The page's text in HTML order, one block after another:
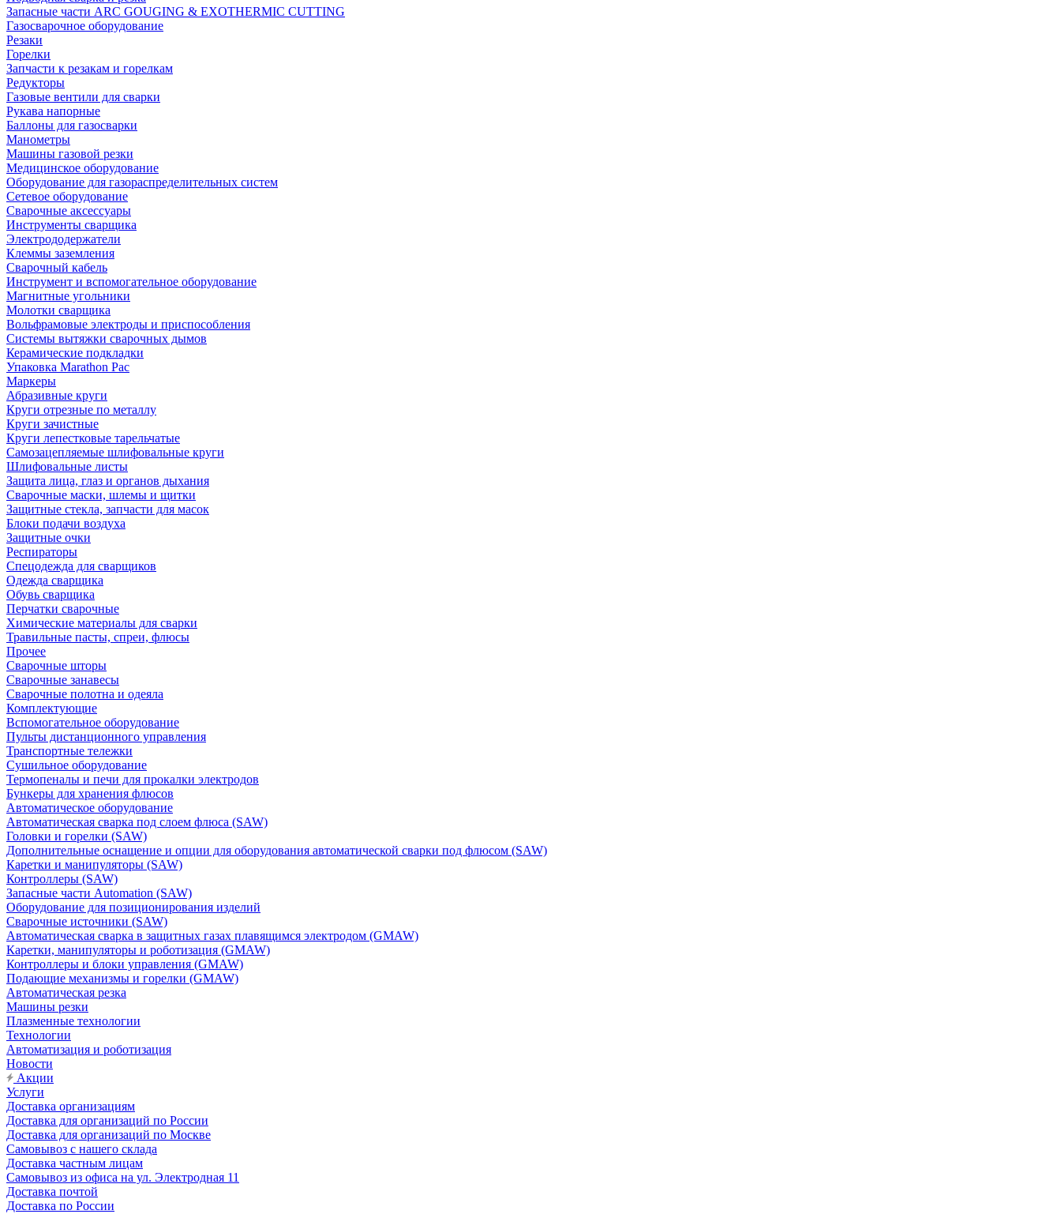
Запасные части ARC GOUGING & EXOTHERMIC CUTTING
Газосварочное оборудование
Резаки
Горелки
Запчасти к резакам и горелкам
Редукторы
Газовые вентили для сварки
Рукава напорные
Баллоны для газосварки
Манометры
Машины газовой резки
Медицинское оборудование
Оборудование для газораспределительных систем
Сетевое оборудование
Сварочные аксессуары
Инструменты сварщика
Электрододержатели
Клеммы заземления
Сварочный кабель
Инструмент и вспомогательное оборудование
Магнитные угольники
Молотки сварщика
Вольфрамовые электроды и приспособления
Системы вытяжки сварочных дымов
Керамические подкладки
Упаковка Marathon Pac
Маркеры
Абразивные круги
Круги отрезные по металлу
Круги зачистные
Круги лепестковые тарельчатые
Самозацепляемые шлифовальные круги
Шлифовальные листы
Защита лица, глаз и органов дыхания
Сварочные маски, шлемы и щитки
Защитные стекла, запчасти для масок
Блоки подачи воздуха
Защитные очки
Респираторы
Спецодежда для сварщиков
Одежда сварщика
Обувь сварщика
Перчатки сварочные
Химические материалы для сварки
Травильные пасты, спреи, флюсы
Прочее
Сварочные шторы
Сварочные занавесы
Сварочные полотна и одеяла
Комплектующие
Вспомогательное оборудование
Пульты дистанционного управления
Транспортные тележки
Сушильное оборудование
Термопеналы и печи для прокалки электродов
Бункеры для хранения флюсов
Автоматическое оборудование
Автоматическая сварка под слоем флюса (SAW)
Головки и горелки (SAW)
Дополнительные оснащение и опции для оборудования автоматической сварки под флюсом (SAW)
Каретки и манипуляторы (SAW)
Контроллеры (SAW)
Запасные части Automation (SAW)
Оборудование для позиционирования изделий
Сварочные источники (SAW)
Автоматическая сварка в защитных газах плавящимся электродом (GMAW)
Каретки, манипуляторы и роботизация (GMAW)
Контроллеры и блоки управления (GMAW)
Подающие механизмы и горелки (GMAW)
Автоматическая резка
Машины резки
Плазменные технологии
Технологии
Автоматизация и роботизация
Новости
Акции
Услуги
Доставка организациям
Доставка для организаций по России
Доставка для организаций по Москве
Самовывоз с нашего склада
Доставка частным лицам
Самовывоз из офиса на ул. Электродная 11
Доставка почтой
Доставка по России